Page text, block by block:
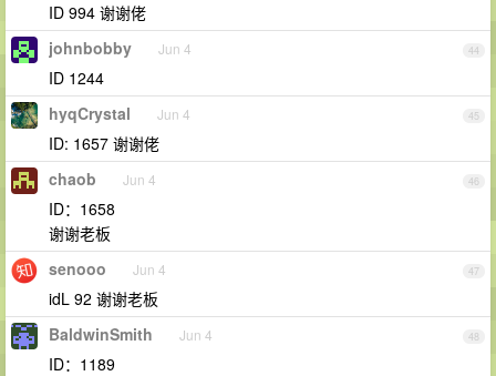
ID 994 谢谢佬
44
johnbobby Jun 4
ID 1244
45
hyqCrystal Jun 4
ID: 1657 谢谢佬
46
chaob Jun 4
ID：1658
谢谢老板
47
senooo Jun 4
idL 92 谢谢老板
48
BaldwinSmith Jun 4
ID：1189